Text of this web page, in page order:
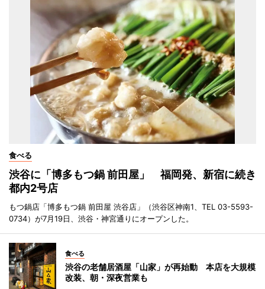
食べる
渋谷に「博多もつ鍋 前田屋」 福岡発、新宿に続き
都内2号店
もつ鍋店「博多もつ鍋 前田屋 渋谷店」（渋谷区神南1、TEL 03-5593-
0734）が7月19日、渋谷・神宮通りにオープンした。
食べる
渋谷の老舗居酒屋「山家」が再始動 本店を大規模
改装、朝・深夜営業も